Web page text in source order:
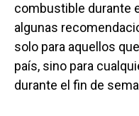
combustible durante
algunas
solo para aquellos
país, sino para
durante el fin de